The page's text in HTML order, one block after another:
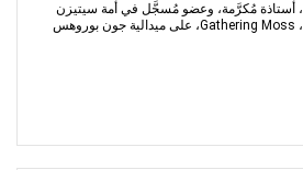
أستاذة مُكرَّمة، وعضو مُسجَّل في أمة سيتيزن
بوتاواتومي. حازت كتابها الأول، Gathering Moss، على ميدالية جون بوروهس